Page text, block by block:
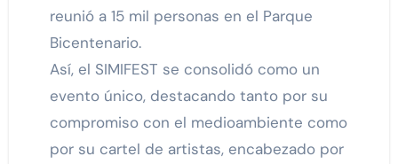
reunió a 15 mil personas en el Parque
Bicentenario.
Así, el SIMIFEST se consolidó como un
evento único, destacando tanto por su
compromiso con el medioambiente como
por su cartel de artistas, encabezado por